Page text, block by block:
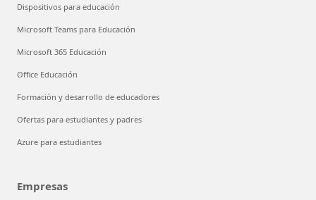
Dispositivos para educación
Microsoft Teams para Educación
Microsoft 365 Educación
Office Educación
Formación y desarrollo de educadores
Ofertas para estudiantes y padres
Azure para estudiantes
Empresas